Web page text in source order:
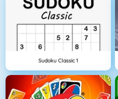
Sudoku Classic 1